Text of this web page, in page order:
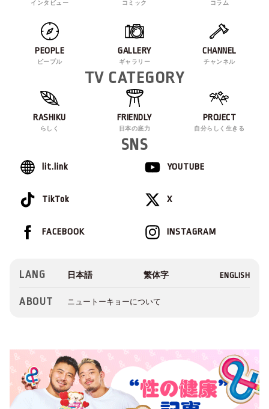
インタビュー コミック コラム
PEOPLE
ピープル
GALLERY
ギャラリー
CHANNEL
チャンネル
TV CATEGORY
RASHIKU
らしく
FRIENDLY
日本の底力
PROJECT
自分らしく生きる
SNS
lit.link YOUTUBE
TikTok X
INSTAGRAM
FACEBOOK
LANG
ABOUT ニュートーキョーについて